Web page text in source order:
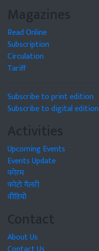
Magazines
Read Online
Subscription
Circulation
Tariff
Subscribe to print edition
Subscribe to digital edition
Activities
Upcoming Events
Events Update
फोरम
फोटो गैलरी
वीडियो
Contact
About Us